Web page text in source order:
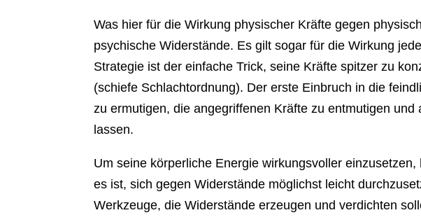
Was hier für die Wirkung physischer Kräfte gegen
psychische Widerstände. Es gilt sogar für die Wirkung
Strategie ist der einfache Trick, seine Kräfte spitzer zu
(schiefe Schlachtordnung). Der erste Einbruch in die
zu ermutigen, die angegriffenen Kräfte zu entmutigen
lassen.
Um seine körperliche Energie wirkungsvoller
es ist, sich gegen Widerstände möglichst leicht
Werkzeuge, die Widerstände erzeugen und verdichten